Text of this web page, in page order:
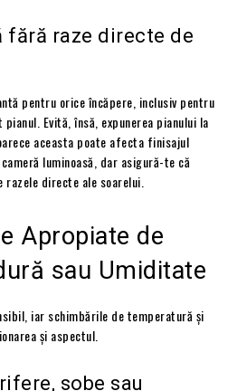
fără raze directe de
pentru orice încăpere, inclusiv pentru
Evită, însă, expunerea pianului la
aceasta poate afecta finisajul
luminoasă, dar asigură-te că
directe ale soarelui.
Apropiate de
sau Umiditate
iar schimbările de temperatură și
și aspectul.
sobe sau